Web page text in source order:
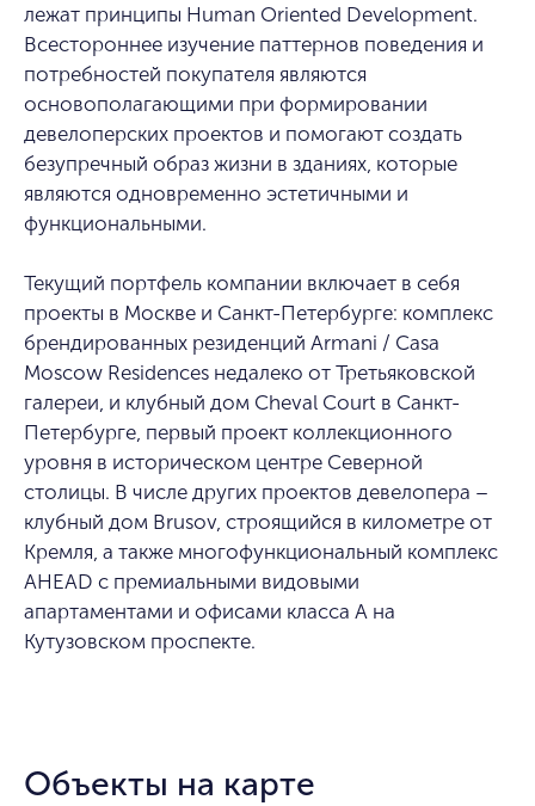
лежат принципы Human Oriented Development.
Всестороннее изучение паттернов поведения и
потребностей покупателя являются
основополагающими при формировании
девелоперских проектов и помогают создать
безупречный образ жизни в зданиях, которые
являются одновременно эстетичными и
функциональными.
Текущий портфель компании включает в себя
проекты в Москве и Санкт-Петербурге: комплекс
брендированных резиденций Armani / Casa
Moscow Residences недалеко от Третьяковской
галереи, и клубный дом Cheval Court в Санкт-
Петербурге, первый проект коллекционного
уровня в историческом центре Северной
столицы. В числе других проектов девелопера –
клубный дом Brusov, строящийся в километре от
Кремля, а также многофункциональный комплекс
AHEAD с премиальными видовыми
апартаментами и офисами класса А на
Кутузовском проспекте.
Объекты на карте